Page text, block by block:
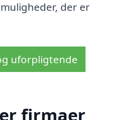
der er
uforpligtende
firmaer